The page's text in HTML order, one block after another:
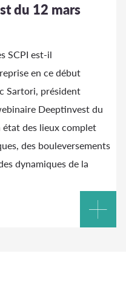
du 12 mars
SCPI est-il
en ce début
Sartori, président
Deeptinvest du
état des lieux complet
des bouleversements
dynamiques de la